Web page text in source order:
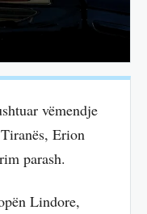
vëmendje
Erion
parash.
Lindore,